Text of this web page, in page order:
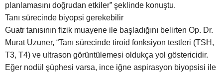
planlamasını doğrudan etkiler” şeklinde konuştu.
Tanı sürecinde biyopsi gerekebilir
Guatr tanısının fizik muayene ile başladığını belirten Op. Dr.
Murat Uzuner, “Tanı sürecinde tiroid fonksiyon testleri (TSH,
T3, T4) ve ultrason görüntülemesi oldukça yol göstericidir.
Eğer nodül şüphesi varsa, ince iğne aspirasyon biyopsisi ile